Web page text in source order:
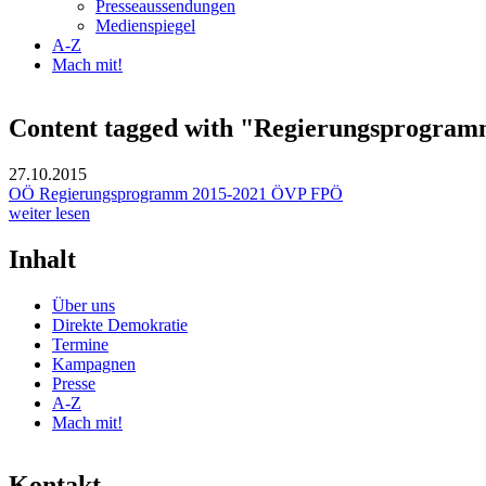
Presseaussendungen
Medienspiegel
A-Z
Mach mit!
Content tagged with
27.10.2015
OÖ Regierungsprogramm 2015-2021 ÖVP FPÖ
weiter lesen
Inhalt
Über uns
Direkte Demokratie
Termine
Kampagnen
Presse
A-Z
Mach mit!